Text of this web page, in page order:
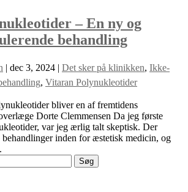
– En ny og
behandling
| dec 3, 2024 | Det sker på klinikken, Ikke-
, Vitaran Polynukleotider
bliver en af fremtidens
Dorte Clemmensen Da jeg første
var jeg ærlig talt skeptisk. Der
inden for æstetisk medicin, og